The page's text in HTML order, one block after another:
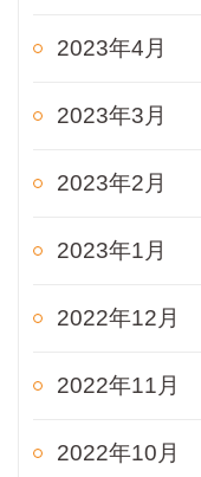
2023年4月
2023年3月
2023年2月
2023年1月
2022年12月
2022年11月
2022年10月